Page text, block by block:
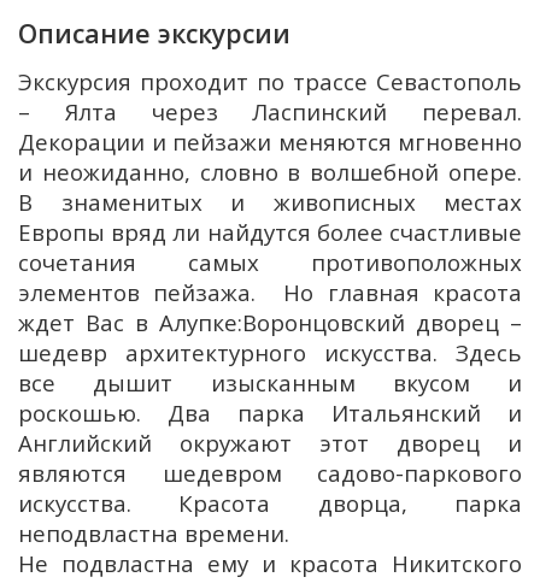
Описание экскурсии
Экскурсия проходит по трассе Севастополь
– Ялта через Ласпинский перевал.
Декорации и пейзажи меняются мгновенно
и неожиданно, словно в волшебной опере.
В знаменитых и живописных местах
Европы вряд ли найдутся более счастливые
сочетания самых противоположных
элементов пейзажа. Но главная красота
ждет Вас в Алупке:Воронцовский дворец –
шедевр архитектурного искусства. Здесь
все дышит изысканным вкусом и
роскошью. Два парка Итальянский и
Английский окружают этот дворец и
являются шедевром садово-паркового
искусства. Красота дворца, парка
неподвластна времени.
Не подвластна ему и красота Никитского